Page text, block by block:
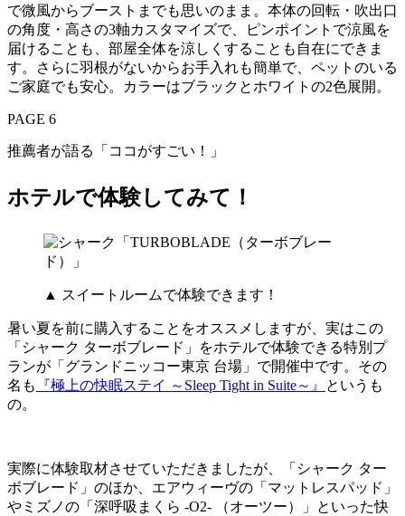
で微風からブーストまでも思いのまま。本体の回転・吹出口
の角度・高さの3軸カスタマイズで、ピンポイントで涼風を
届けることも、部屋全体を涼しくすることも自在にできま
す。さらに羽根がないからお手入れも簡単で、ペットのいる
ご家庭でも安心。カラーはブラックとホワイトの2色展開。
PAGE 6
推薦者が語る「ココがすごい！」
ホテルで体験してみて！
▲ スイートルームで体験できます！
暑い夏を前に購入することをオススメしますが、実はこの
「シャーク ターボブレード」をホテルで体験できる特別プ
ランが「グランドニッコー東京 台場」で開催中です。その
名も
『極上の快眠ステイ ～Sleep Tight in Suite～』
というも
の。
実際に体験取材させていただきましたが、「シャーク ター
ボブレード」のほか、エアウィーヴの「マットレスパッド」
やミズノの「深呼吸まくら -O2- （オーツー）」といった快